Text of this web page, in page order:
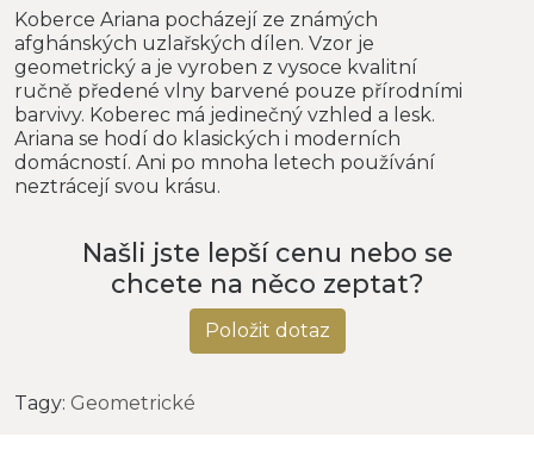
Koberce Ariana pocházejí ze známých
afghánských uzlařských dílen. Vzor je
geometrický a je vyroben z vysoce kvalitní
ručně předené vlny barvené pouze přírodními
barvivy. Koberec má jedinečný vzhled a lesk.
Ariana se hodí do klasických i moderních
domácností. Ani po mnoha letech používání
neztrácejí svou krásu.
Našli jste lepší cenu nebo se
chcete na něco zeptat?
Položit dotaz
Tagy: Geometrické